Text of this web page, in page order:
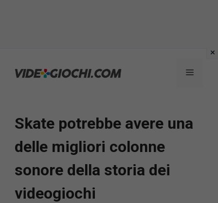
Menu
Skate potrebbe avere una
delle migliori colonne
sonore della storia dei
videogiochi